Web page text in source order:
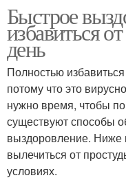
Быстрое
избавиться
день
Полностью
потому что это
нужно время, чтобы
существуют способы
выздоровление. Ниже
вылечиться от
условиях.